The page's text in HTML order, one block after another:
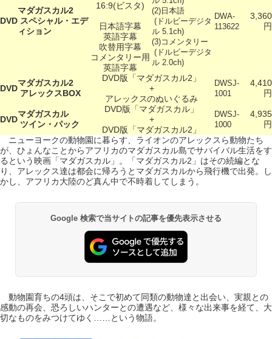
DVD
マダガスカル2
スペシャル・エデ
ィション
16:9(ビスタ)
日本語字幕
英語字幕
吹替用字幕
コメンタリー用
英語字幕
(2)日本語
(ドルビーデジタ
ル 5.1ch)
(3)コメンタリー
(ドルビーデジタ
ル 2.0ch)
DWA-
113622
3,360
円
DVD
マダガスカル2
アレックスBOX
DVD版「マダガスカル2」
+
アレックスのぬいぐるみ
DWSJ-
1001
4,410
円
DVD
マダガスカル
ツイン・パック
DVD版「マダガスカル」
+
DVD版「マダガスカル2」
DWSJ-
1000
4,935
円
ニューヨークの動物園に暮らす、ライオンのアレックスら動物たち
が、ひょんなことからアフリカのマダガスカル島でサバイバル生活をす
るという映画「マダガスカル」。「マダガスカル2」はその続編とな
り、アレックス達は都会に帰ろうとマダガスカルから飛行機で出発。し
かし、アフリカ大陸のど真ん中で不時着してしまう。
Google 検索で当サイトの記事を優先表示させる
動物園育ちの4頭は、そこで初めて同類の動物達と出会い、実親との
感動の再会、恐ろしいハンターとの遭遇など、様々な出来事を経て、大
切なものをみつけてゆく……という物語。